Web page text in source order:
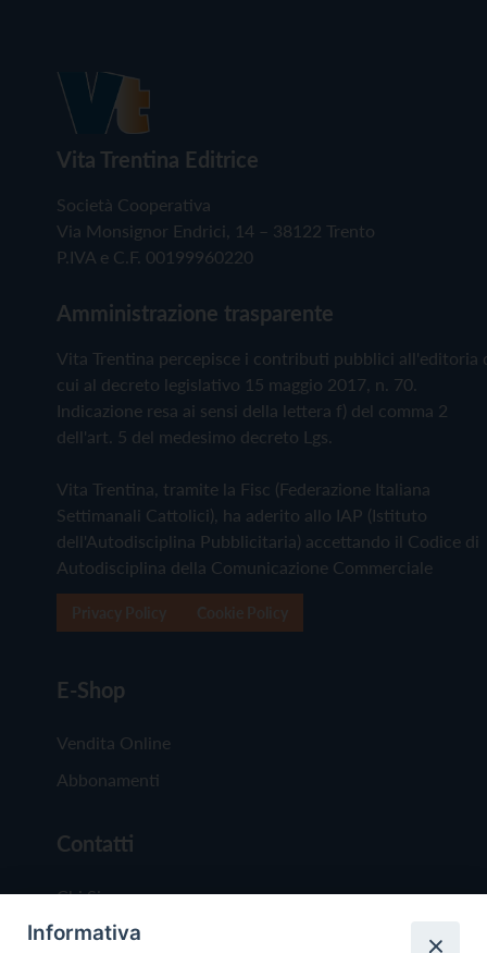
Vita Trentina Editrice
Società Cooperativa
Via Monsignor Endrici, 14 – 38122 Trento
P.IVA e C.F. 00199960220
Amministrazione trasparente
Vita Trentina percepisce i contributi pubblici all'editoria
cui al decreto legislativo 15 maggio 2017, n. 70.
Indicazione resa ai sensi della lettera f) del comma 2
dell'art. 5 del medesimo decreto Lgs.
Vita Trentina, tramite la Fisc (Federazione Italiana
Settimanali Cattolici), ha aderito allo IAP (Istituto
dell'Autodisciplina Pubblicitaria) accettando il Codice di
Autodisciplina della Comunicazione Commerciale
E-Shop
Vendita Online
Abbonamenti
Contatti
Chi Siamo
Redazione
Informativa